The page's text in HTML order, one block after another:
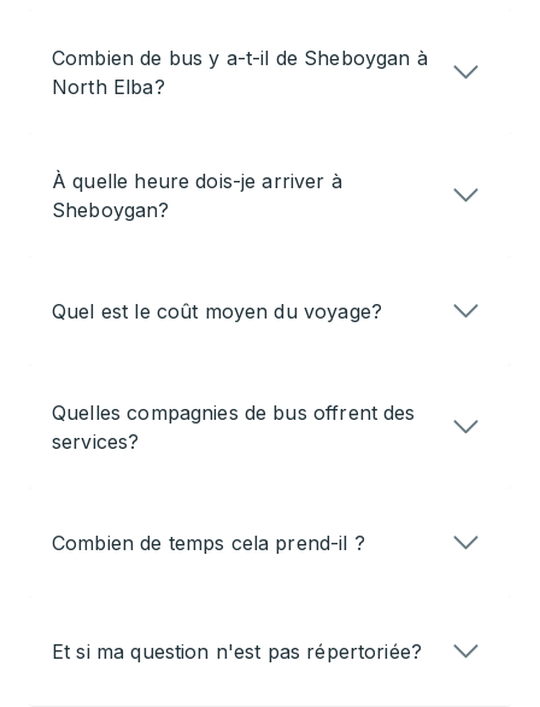
Combien de bus y a-t-il de Sheboygan à
North Elba?
À quelle heure dois-je arriver à
Sheboygan?
Quel est le coût moyen du voyage?
Quelles compagnies de bus offrent des
services?
Combien de temps cela prend-il ?
Et si ma question n'est pas répertoriée?